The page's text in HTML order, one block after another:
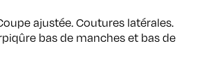
ajustée. Coutures latérales.
bas de manches et bas de